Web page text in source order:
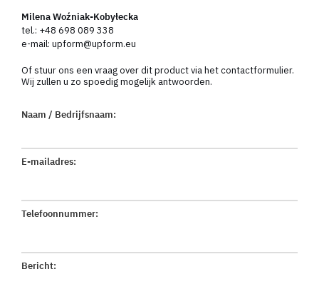
Milena Woźniak-Kobyłecka
tel.: +48 698 089 338
e-mail: upform@upform.eu
Of stuur ons een vraag over dit product via het contactformulier.
Wij zullen u zo spoedig mogelijk antwoorden.
Naam / Bedrijfsnaam:
E-mailadres:
Telefoonnummer:
Bericht: